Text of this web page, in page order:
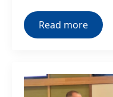
Read more